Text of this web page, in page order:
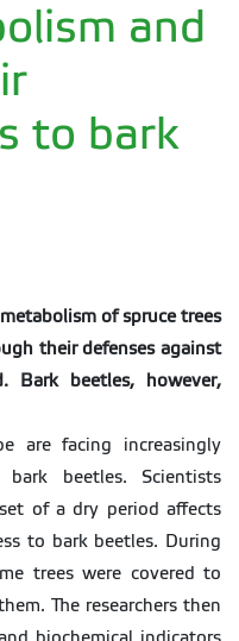
and
to bark
of spruce trees
their defenses against
Bark beetles, however,
are facing increasingly
beetles. Scientists
of a dry period affects
to bark beetles. During
trees were covered to
The researchers then